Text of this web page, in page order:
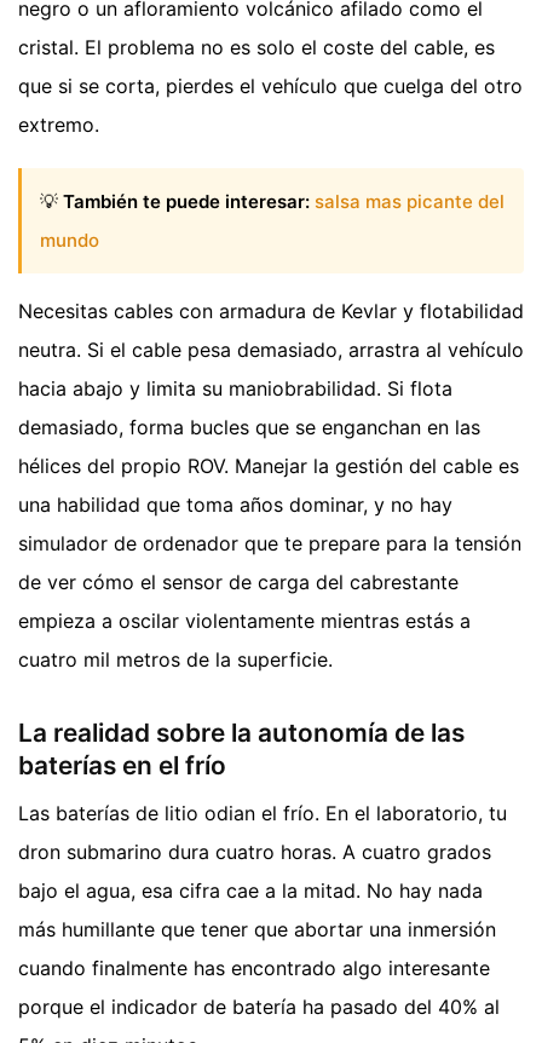
negro o un afloramiento volcánico afilado como el
cristal. El problema no es solo el coste del cable, es
que si se corta, pierdes el vehículo que cuelga del otro
extremo.
💡 También te puede interesar: salsa mas picante del
mundo
Necesitas cables con armadura de Kevlar y flotabilidad
neutra. Si el cable pesa demasiado, arrastra al vehículo
hacia abajo y limita su maniobrabilidad. Si flota
demasiado, forma bucles que se enganchan en las
hélices del propio ROV. Manejar la gestión del cable es
una habilidad que toma años dominar, y no hay
simulador de ordenador que te prepare para la tensión
de ver cómo el sensor de carga del cabrestante
empieza a oscilar violentamente mientras estás a
cuatro mil metros de la superficie.
La realidad sobre la autonomía de las
baterías en el frío
Las baterías de litio odian el frío. En el laboratorio, tu
dron submarino dura cuatro horas. A cuatro grados
bajo el agua, esa cifra cae a la mitad. No hay nada
más humillante que tener que abortar una inmersión
cuando finalmente has encontrado algo interesante
porque el indicador de batería ha pasado del 40% al